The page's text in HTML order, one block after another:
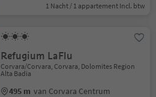
1 Nacht / 1 appartement Incl. btw
Refugium LaFlu
Corvara/Corvara, Corvara, Dolomites Region
Alta Badia
495 m van Corvara Centrum